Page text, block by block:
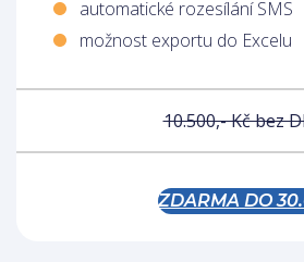
automatické rozesílání SMS
možnost exportu do Excelu
10.500,- Kč bez
ZDARMA DO